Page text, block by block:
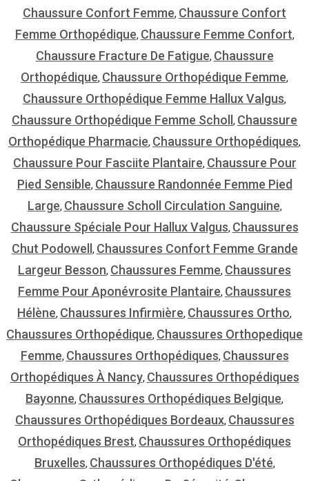
Chaussure Confort Femme, Chaussure Confort
Femme Orthopédique, Chaussure Femme Confort,
Chaussure Fracture De Fatigue, Chaussure
Orthopédique, Chaussure Orthopédique Femme,
Chaussure Orthopédique Femme Hallux Valgus,
Chaussure Orthopédique Femme Scholl , Chaussure
Orthopédique Pharmacie, Chaussure Orthopédiques,
Chaussure Pour Fasciite Plantaire, Chaussure Pour
Pied Sensible, Chaussure Randonnée Femme Pied
Large, Chaussure Scholl Circulation Sanguine,
Chaussure Spéciale Pour Hallux Valgus, Chaussures
Chut Podowell , Chaussures Confort Femme Grande
Largeur Besson, Chaussures Femme, Chaussures
Femme Pour Aponévrosite Plantaire, Chaussures
Hélène, Chaussures Infirmière, Chaussures Ortho,
Chaussures Orthopédique, Chaussures Orthopedique
Femme, Chaussures Orthopédiques, Chaussures
Orthopédiques À Nancy, Chaussures Orthopédiques
Bayonne, Chaussures Orthopédiques Belgique,
Chaussures Orthopédiques Bordeaux, Chaussures
Orthopédiques Brest, Chaussures Orthopédiques
Bruxelles, Chaussures Orthopédiques D'été,